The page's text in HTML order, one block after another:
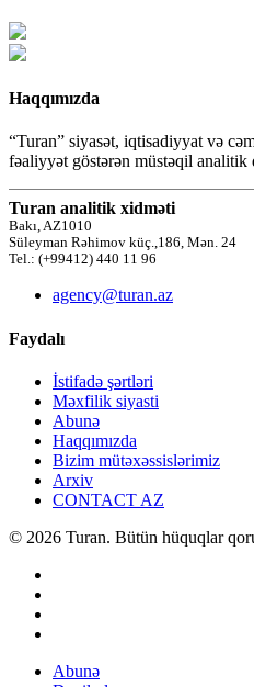
Haqqımızda
“Turan” siyasət, iqtisadiyyat və
fəaliyyət göstərən müstəqil analitik
Turan analitik xidməti
Bakı, AZ1010
Süleyman Rəhimov küç.,186, Mən. 24
Tel.: (+99412) 440 11 96
agency@turan.az
Faydalı
İstifadə şərtləri
Məxfilik siyasti
Abunə
Haqqımızda
Bizim mütəxəssislərimiz
Arxiv
CONTACT AZ
© 2026 Turan. Bütün hüquqlar
Abunə